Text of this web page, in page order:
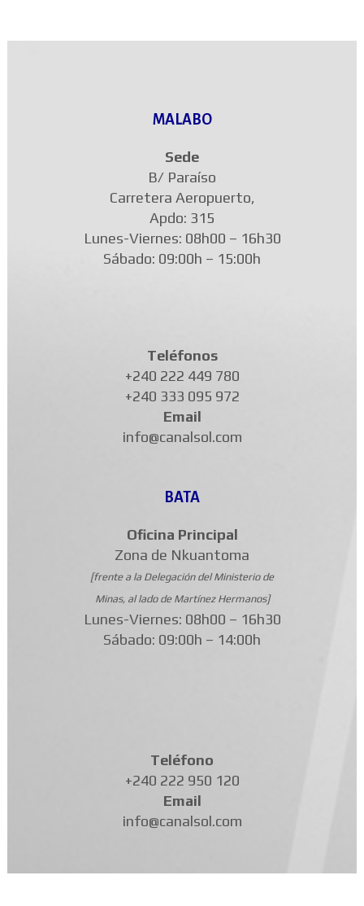
MALABO
Sede
B/ Paraíso
Carretera Aeropuerto,
Apdo: 315
Lunes-Viernes: 08h00 – 16h30
Sábado: 09:00h – 15:00h
Teléfonos
+240 222 449 780
+240 333 095 972
Email
info@canalsol.com
BATA
Oficina Principal
Zona de Nkuantoma
[frente a la Delegación del Ministerio de
Minas, al lado de Martínez Hermanos]
Lunes-Viernes: 08h00 – 16h30
Sábado: 09:00h – 14:00h
Teléfono
+240 222 950 120
Email
info@canalsol.com